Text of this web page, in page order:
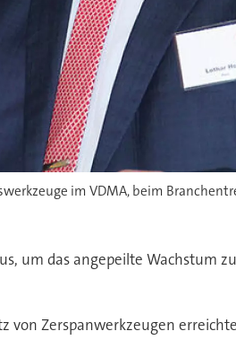
im VDMA, beim
um das angepeilte Wachstum
von Zerspanwerkzeugen